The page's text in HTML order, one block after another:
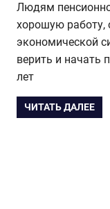
Людям
хорошую работу,
экономической
верить и начать
лет
ЧИТАТЬ ДАЛЕЕ